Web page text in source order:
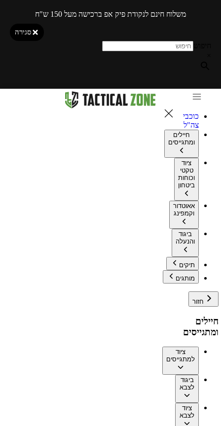
משלוח חינם לנקודת פיק אפ ברכישה מעל 150 ש"ח
סגירה
כוכבי
צה"ל
חיילים
ומתגייסים
ציוד
טקטי
וכוחות
ביטחון
אאוטדור
וקמפינג
ביגוד
והנעלה
תיקים
מותגים
חזור
חיילים
ומתגייסים
ציוד
למתגייסים
ביגוד
לצבא
ציוד
לצבא